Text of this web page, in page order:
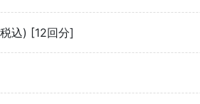
込) [12回分]